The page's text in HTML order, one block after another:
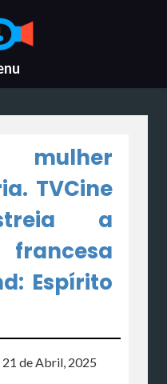
TVCine
a
Espírito
21 de Abril, 2025